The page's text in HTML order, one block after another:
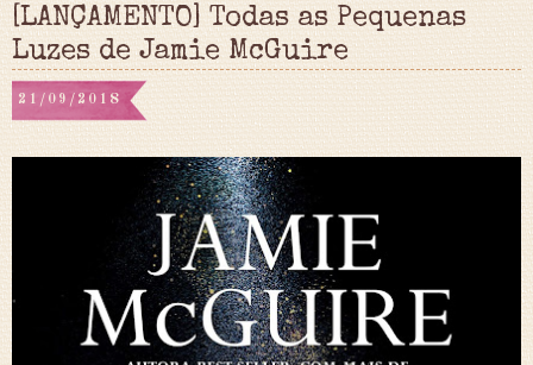
[LANÇAMENTO] Todas as Pequenas
Luzes de Jamie McGuire
21/09/2018